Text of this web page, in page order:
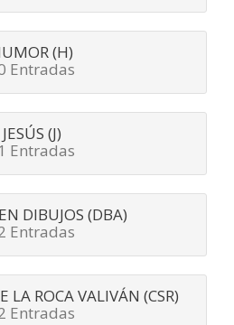
(H)
Entradas
JESÚS (J)
Entradas
DIBUJOS (DBA)
Entradas
LA ROCA VALIVÁN (CSR)
Entradas